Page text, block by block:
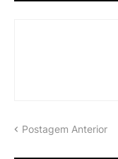
Postagem Anterior